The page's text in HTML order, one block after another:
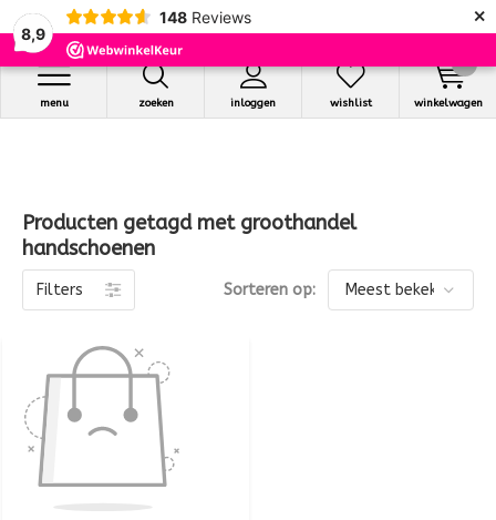
8,9
148 Reviews ×
zoeken inloggen
menu wishlist winkelwagen
Producten getagd met groothandel
handschoenen
Filters Sorteren op: